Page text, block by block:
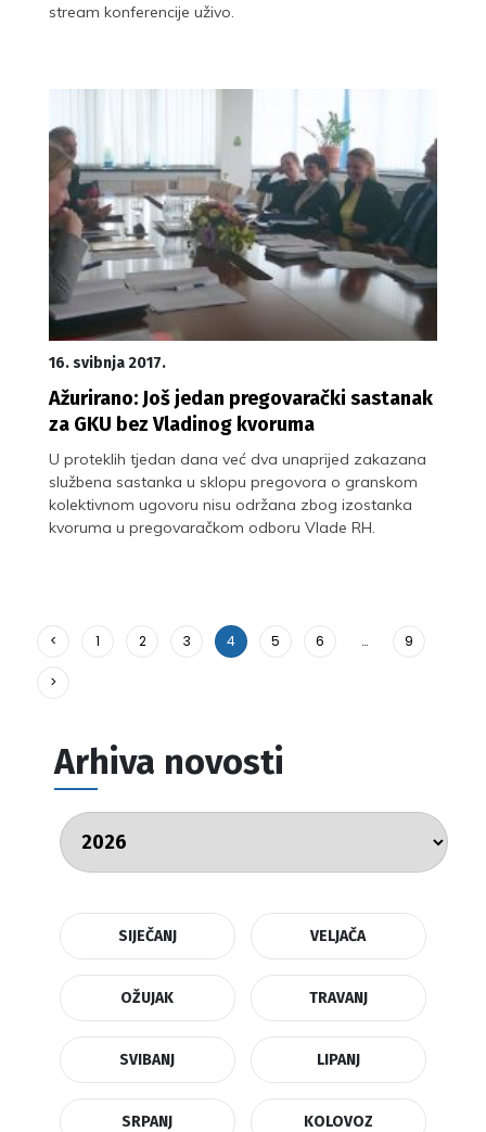
stream konferencije uživo.
16. svibnja 2017.
Ažurirano: Još jedan pregovarački sastanak
za GKU bez Vladinog kvoruma
U proteklih tjedan dana već dva unaprijed zakazana
službena sastanka u sklopu pregovora o granskom
kolektivnom ugovoru nisu održana zbog izostanka
kvoruma u pregovaračkom odboru Vlade RH.
< 1 2 3 4 5 6 … 9
>
Arhiva novosti
SIJEČANJ VELJAČA
OŽUJAK TRAVANJ
SVIBANJ LIPANJ
SRPANJ KOLOVOZ